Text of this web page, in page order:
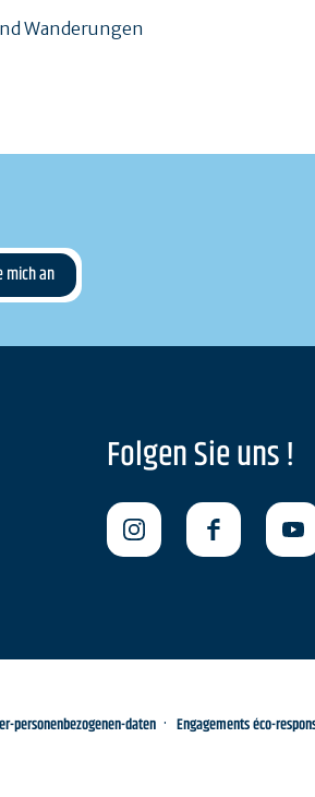
Wanderungen
Folgen Sie uns !
personenbezogenen-daten Engagements éco-